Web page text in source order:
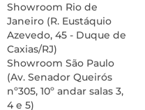
Showroom Rio de
Janeiro (R. Eustáquio
Azevedo, 45 - Duque de
Caxias/RJ)
Showroom São Paulo
(Av. Senador Queirós
nº305, 10º andar salas 3,
4 e 5)